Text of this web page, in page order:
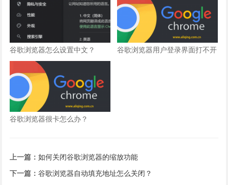
谷歌浏览器怎么设置中文？
谷歌浏览器用户登录界面打不开
谷歌浏览器很卡怎么办？
上一篇：如何关闭谷歌浏览器的缩放功能
下一篇：谷歌浏览器自动填充地址怎么关闭？